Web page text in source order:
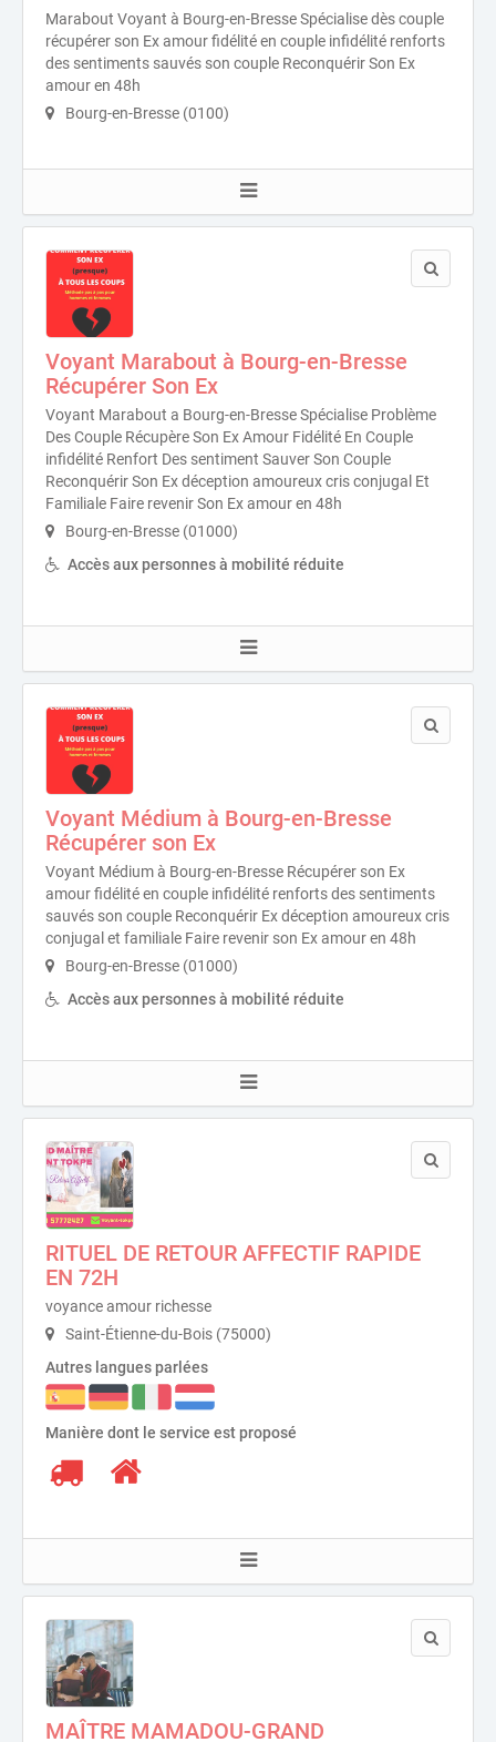
Marabout Voyant à Bourg-en-Bresse Spécialise dès couple
récupérer son Ex amour fidélité en couple infidélité renforts
des sentiments sauvés son couple Reconquérir Son Ex
amour en 48h
Bourg-en-Bresse (0100)
Voyant Marabout à Bourg-en-Bresse
Récupérer Son Ex
Voyant Marabout a Bourg-en-Bresse Spécialise Problème
Des Couple Récupère Son Ex Amour Fidélité En Couple
infidélité Renfort Des sentiment Sauver Son Couple
Reconquérir Son Ex déception amoureux cris conjugal Et
Familiale Faire revenir Son Ex amour en 48h
Bourg-en-Bresse (01000)
Accès aux personnes à mobilité réduite
Voyant Médium à Bourg-en-Bresse
Récupérer son Ex
Voyant Médium à Bourg-en-Bresse Récupérer son Ex
amour fidélité en couple infidélité renforts des sentiments
sauvés son couple Reconquérir Ex déception amoureux cris
conjugal et familiale Faire revenir son Ex amour en 48h
Bourg-en-Bresse (01000)
Accès aux personnes à mobilité réduite
RITUEL DE RETOUR AFFECTIF RAPIDE
EN 72H
voyance amour richesse
Saint-Étienne-du-Bois (75000)
Autres langues parlées
Manière dont le service est proposé
MAÎTRE MAMADOU-GRAND